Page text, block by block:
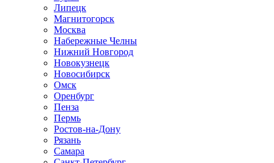
Липецк
Магнитогорск
Москва
Набережные Челны
Нижний Новгород
Новокузнецк
Новосибирск
Омск
Оренбург
Пенза
Пермь
Ростов-на-Дону
Рязань
Самара